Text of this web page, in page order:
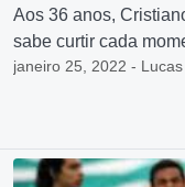
Aos 36 anos,
sabe curtir cada
janeiro 25, 2022 -